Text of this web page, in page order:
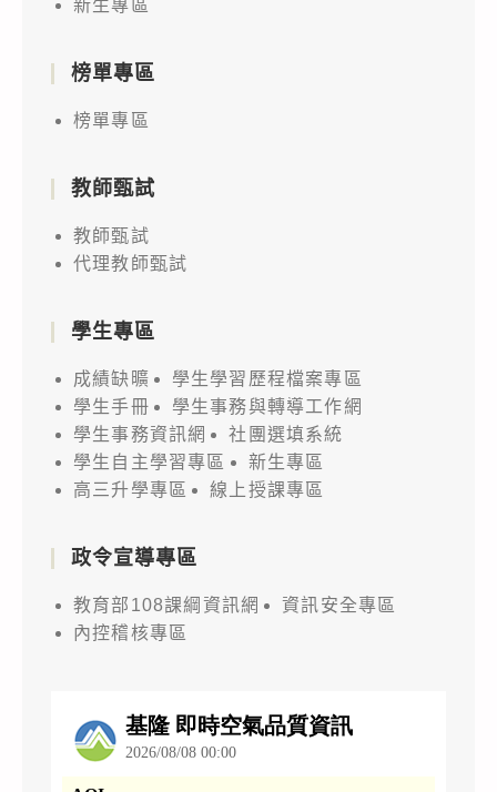
新生專區
榜單專區
榜單專區
教師甄試
教師甄試
代理教師甄試
學生專區
成績缺曠
學生學習歷程檔案專區
學生手冊
學生事務與轉導工作網
學生事務資訊網
社團選填系統
學生自主學習專區
新生專區
高三升學專區
線上授課專區
政令宣導專區
教育部108課綱資訊網
資訊安全專區
內控稽核專區